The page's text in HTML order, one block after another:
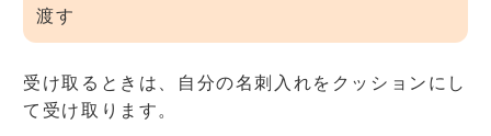
渡す
受け取るときは、自分の名刺入れをクッションにし
て受け取ります。